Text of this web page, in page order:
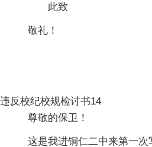
此致
敬礼！
违反校纪校规检讨书14
尊敬的保卫！
这是我进铜仁二中来第一